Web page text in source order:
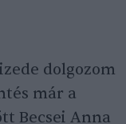
dolgozom
már a
Becsei Anna